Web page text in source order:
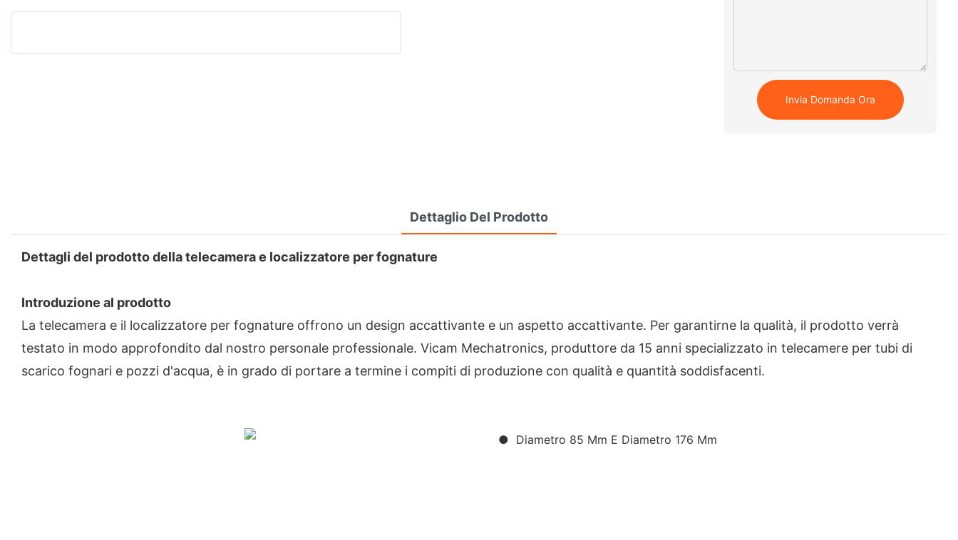
Invia Domanda Ora
Dettaglio Del Prodotto
Dettagli del prodotto della telecamera e localizzatore per fognature
Introduzione al prodotto
La telecamera e il localizzatore per fognature offrono un design accattivante e un aspetto accattivante. Per garantirne la qualità, il prodotto verrà
testato in modo approfondito dal nostro personale professionale. Vicam Mechatronics, produttore da 15 anni specializzato in telecamere per tubi di
scarico fognari e pozzi d'acqua, è in grado di portare a termine i compiti di produzione con qualità e quantità soddisfacenti.
● Diametro 85 Mm E Diametro 176 Mm